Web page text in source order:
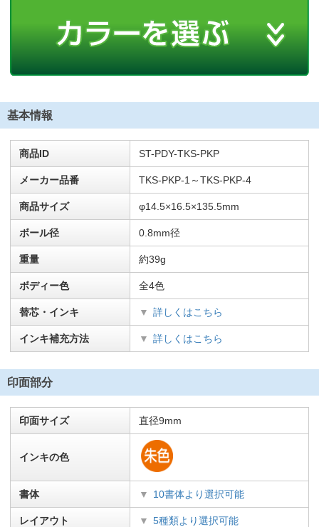
基本情報
商品ID ST-PDY-TKS-PKP
メーカー品番 TKS-PKP-1～TKS-PKP-4
商品サイズ φ14.5×16.5×135.5mm
ボール径 0.8mm径
重量 約39g
ボディー色 全4色
替芯・インキ 詳しくはこちら
インキ補充方法 詳しくはこちら
印面部分
印面サイズ 直径9mm
インキの色
書体 10書体より選択可能
レイアウト 5種類より選択可能